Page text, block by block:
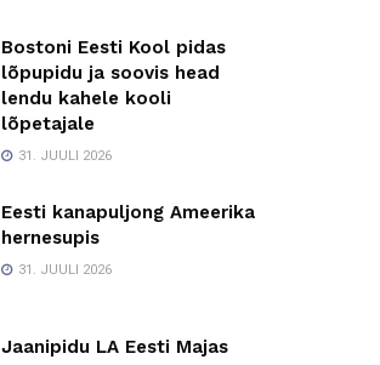
Bostoni Eesti Kool pidas
lõpupidu ja soovis head
lendu kahele kooli
lõpetajale
31. JUULI 2026
Eesti kanapuljong Ameerika
hernesupis
31. JUULI 2026
Jaanipidu LA Eesti Majas